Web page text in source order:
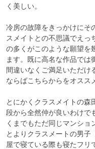
く美しい。
冷房の故障をきっかけにそ
スメイトとの不思議でえっ
の多くがこのような願望を
ます。既に高名な作品で
間違いなくご満足いただけ
ならばこちらからをオスス
とにかくクラスメイトの森
段から全然仲が良いわけで
くまでもただ同じマンショ
とよりクラスメートの男子
屋で寝ている際も寝たフリ